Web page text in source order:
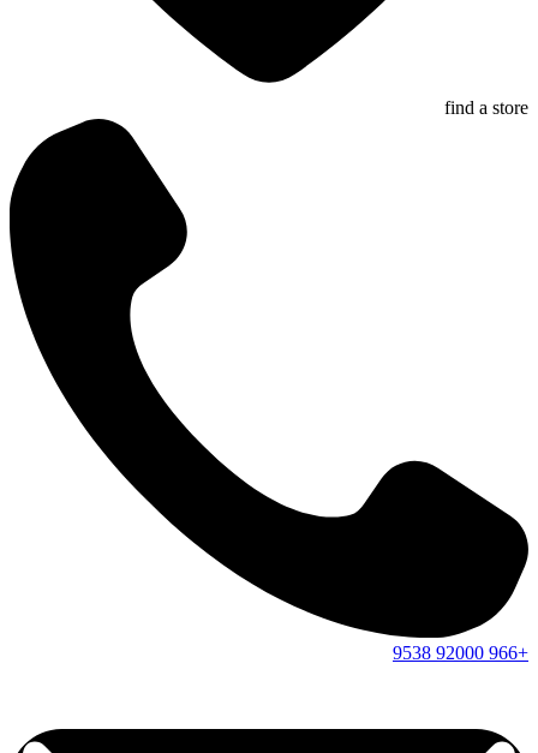
find a store
+966
92000
9538